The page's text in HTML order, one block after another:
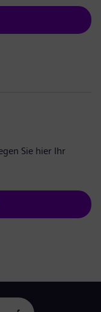
Sie hier Ihr